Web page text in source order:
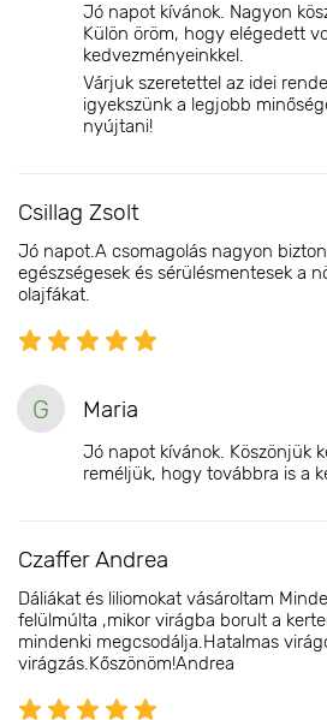
Jó napot kívánok. Nagyon
Külön öröm, hogy elégedett
kedvezményeinkkel.
Várjuk szeretettel az idei
igyekszünk a legjobb
nyújtani!
Csillag Zsolt
Jó napot.A csomagolás nagyon
egészségesek és sérülésmentesek a
olajfákat.
G Maria
Jó napot kívánok. Köszönjük
reméljük, hogy továbbra is a
Czaffer Andrea
Dáliákat és liliomokat vásároltam
felülmúlta ,mikor virágba borult a
mindenki megcsodálja.Hatalmas
virágzás.Kőszönöm!Andrea